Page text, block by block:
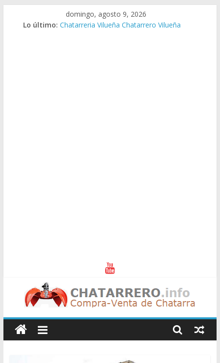
domingo, agosto 9, 2026
Lo último: Chatarreria Vilueña Chatarrero Vilueña
Chatarreros
–